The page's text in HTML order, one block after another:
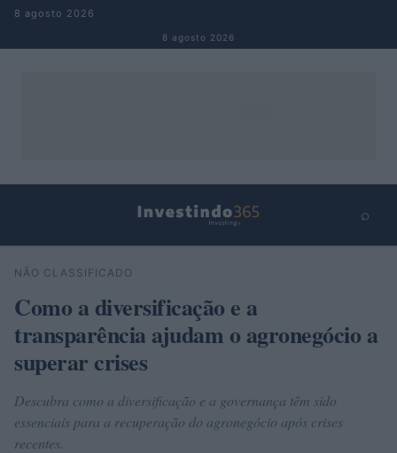
Pular para o conteúdo
8 agosto 2026
8 agosto 2026
⌕
Buscar
NÃO CLASSIFICADO
Como a diversificação e a
transparência ajudam o agronegócio a
superar crises
Descubra como a diversificação e a governança têm sido
essenciais para a recuperação do agronegócio após crises
recentes.